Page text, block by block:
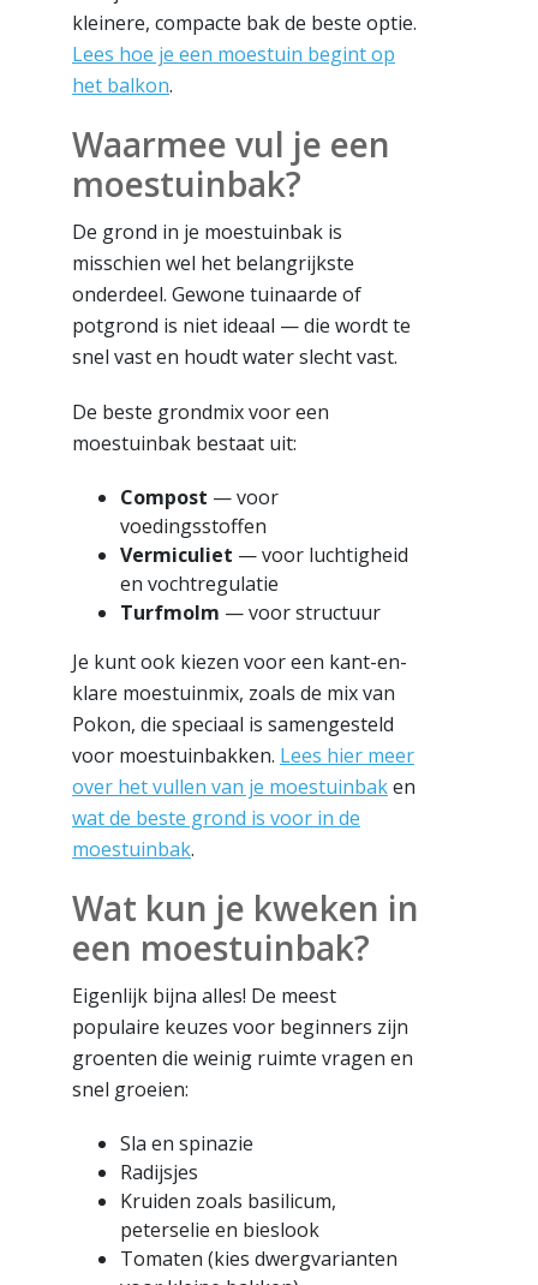
kleinere, compacte bak de beste optie.
Lees hoe je een moestuin begint op
het balkon.
Waarmee vul je een
moestuinbak?
De grond in je moestuinbak is
misschien wel het belangrijkste
onderdeel. Gewone tuinaarde of
potgrond is niet ideaal — die wordt te
snel vast en houdt water slecht vast.
De beste grondmix voor een
moestuinbak bestaat uit:
Compost — voor
voedingsstoffen
Vermiculiet — voor luchtigheid
en vochtregulatie
Turfmolm — voor structuur
Je kunt ook kiezen voor een kant-en-
klare moestuinmix, zoals de mix van
Pokon, die speciaal is samengesteld
voor moestuinbakken. Lees hier meer
over het vullen van je moestuinbaken
wat de beste grond is voor in de
moestuinbak.
Wat kun je kweken in
een moestuinbak?
Eigenlijk bijna alles! De meest
populaire keuzes voor beginners zijn
groenten die weinig ruimte vragen en
snel groeien:
Sla en spinazie
Radijsjes
Kruiden zoals basilicum,
peterselie en bieslook
Tomaten (kies dwergvarianten